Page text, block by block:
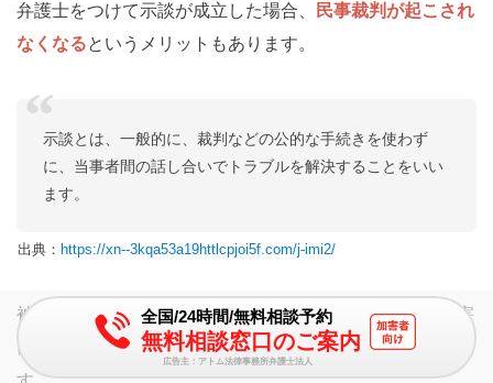
弁護士をつけて示談が成立した場合、
民事裁判が起こされ
なくなるというメリットもあります。
示談とは、一般的に、裁判などの公的な手続きを使わず
に、当事者間の話し合いでトラブルを解決することをいい
ます。
出典： https://xn--3kqa53a19httlcpjoi5f.com/j-imi2/
被害者は、盗撮の被害にあったことに対する精神的な損害
について、加害者に対して慰謝料を請求することができま
全国/24時間/無料相談予約
無料相談窓口のご案内
広告主：アトム法律事務所弁護士法人